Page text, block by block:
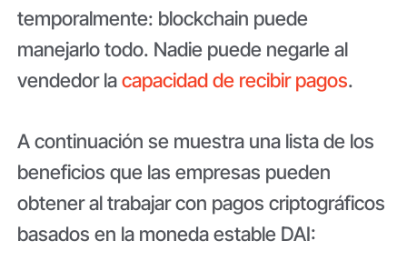
temporalmente: blockchain puede
manejarlo todo. Nadie puede negarle al
vendedor lacapacidad de recibir pagos.
A continuación se muestra una lista de los
beneficios que las empresas pueden
obtener al trabajar con pagos criptográficos
basados ​​en la moneda estable DAI: